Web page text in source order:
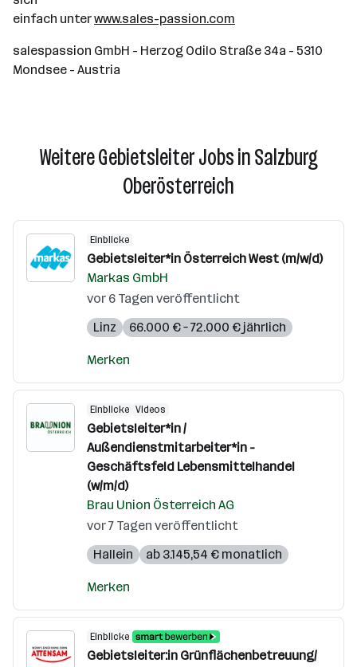
einfach unterwww.sales-passion.com
salespassion GmbH - Herzog Odilo Straße 34a - 5310
Mondsee - Austria
Weitere Gebietsleiter Jobs in Salzburg
Oberösterreich
Einblicke
Gebietsleiter*in Österreich West (m/w/d)
Markas GmbH
vor 6 Tagen veröffentlicht
Linz
66.000 € – 72.000 € jährlich
Merken
Einblicke Videos
Gebietsleiter*in /
Außendienstmitarbeiter*in -
Geschäftsfeld Lebensmittelhandel
(w/m/d)
Brau Union Österreich AG
vor 7 Tagen veröffentlicht
Hallein
ab 3.145,54 € monatlich
Merken
Einblicke
Gebietsleiter:in Grünflächenbetreuung/